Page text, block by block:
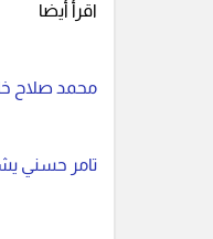
اقرأ أيضا
محمد صلاح
تامر حسني